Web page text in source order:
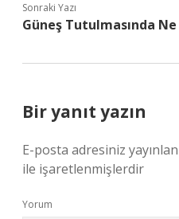
Sonraki Yazı
Güneş Tutulmasında
Bir yanıt yazın
E-posta adresiniz
ile işaretlenmişlerdir
Yorum